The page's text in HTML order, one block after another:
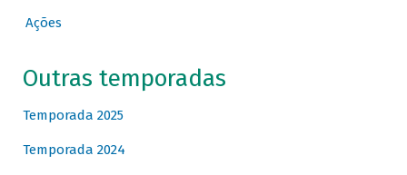
Ações
Outras temporadas
Temporada 2025
Temporada 2024